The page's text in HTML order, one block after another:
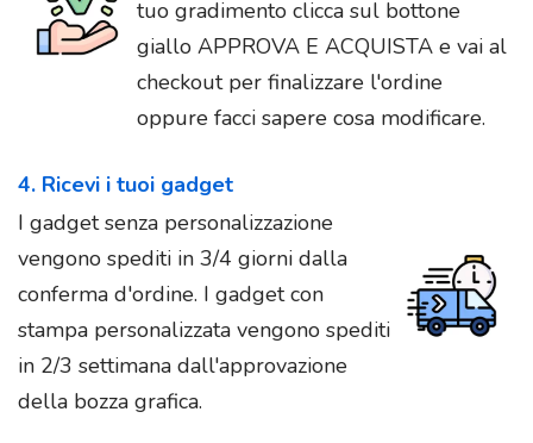
tuo gradimento clicca sul bottone
giallo APPROVA E ACQUISTA e vai al
checkout per finalizzare l'ordine
oppure facci sapere cosa modificare.
4. Ricevi i tuoi gadget
I gadget senza personalizzazione
vengono spediti in 3/4 giorni dalla
conferma d'ordine. I gadget con
stampa personalizzata vengono spediti
in 2/3 settimana dall'approvazione
della bozza grafica.